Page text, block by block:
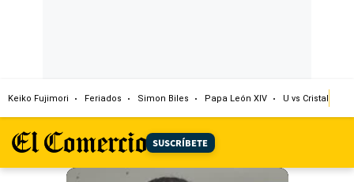
Keiko Fujimori Feriados Simon Biles Papa León XIV U vs Cristal
SUSCRÍBETE